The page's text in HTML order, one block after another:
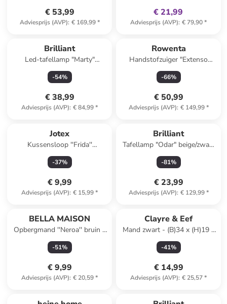
€ 53,99
Adviesprijs (AVP): € 169,99*
€ 21,99
Adviesprijs (AVP): € 79,90*
Brilliant
Led-tafellamp "Marty"
goudkleurig/Schwaz - EEK G
(A tot G)
-54%
€ 38,99
Adviesprijs (AVP): € 84,99*
Rowenta
Handstofzuiger "Extenso
Cyclonic" blauw/wit
-66%
€ 50,99
Adviesprijs (AVP): € 149,99*
Jotex
Kussensloop ''Frida''
lichtbruin/geel
-37%
€ 9,99
Adviesprijs (AVP): € 15,99*
Brilliant
Tafellamp "Odar" beige/zwart
- (H)48 cm
-81%
€ 23,99
Adviesprijs (AVP): € 129,99*
BELLA MAISON
Opbergmand ''Neroa'' bruin -
(B)29 x (H)20 x (D)24 cm
-51%
€ 9,99
Adviesprijs (AVP): € 20,59*
Clayre & Eef
Mand zwart - (B)34 x (H)19 x
(D)8 cm
-41%
€ 14,99
Adviesprijs (AVP): € 25,57*